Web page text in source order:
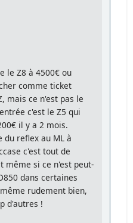
le Z8 à 4500€ ou
comme ticket
mais ce n'est pas le
c'est le Z5 qui
il y a 2 mois.
reflex au ML à
c'est tout de
même si ce n'est peut-
dans certaines
rudement bien,
d'autres !